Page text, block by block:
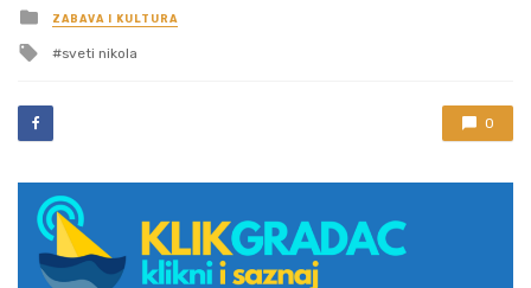
Posted
in
ZABAVA I KULTURA
Tagged
sveti nikola
0